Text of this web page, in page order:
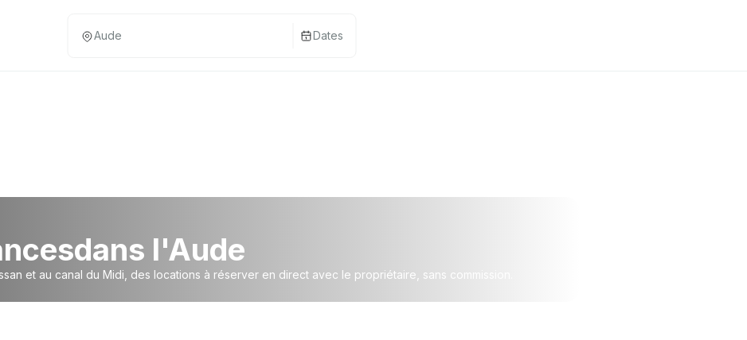
Dates
dans l'Aude
et au canal du Midi, des locations à réserver en direct avec le propriétaire, sans commission.